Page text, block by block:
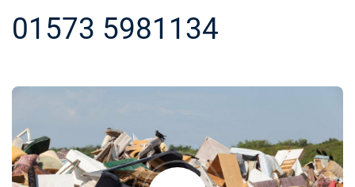
01573 5981134